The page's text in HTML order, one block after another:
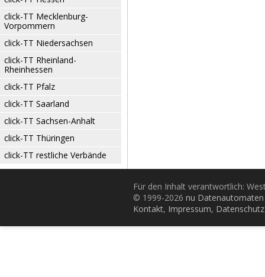
click-TT Mecklenburg-
Vorpommern
click-TT Niedersachsen
click-TT Rheinland-
Rheinhessen
click-TT Pfalz
click-TT Saarland
click-TT Sachsen-Anhalt
click-TT Thüringen
click-TT restliche Verbände
Für den Inhalt verantwortlich:
© 1999-2026 nu
Kontakt, Impressum, Datenschutz